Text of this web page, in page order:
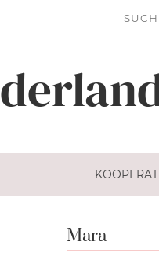
Mara